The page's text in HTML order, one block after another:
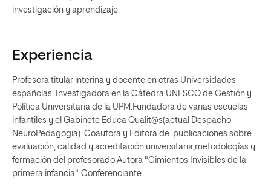
investigación y aprendizaje.
Experiencia
Profesora titular interina y docente en otras Universidades
españolas. Investigadora en la Cátedra UNESCO de Gestión y
Política Universitaria de la UPM.Fundadora de varias escuelas
infantiles y el Gabinete Educa Qualit@s(actual Despacho
NeuroPedagogia). Coautora y Editora de publicaciones sobre
evaluación, calidad y acreditación universitaria,metodologías y
formación del profesorado.Autora "Cimientos Invisibles de la
primera infancia". Conferenciante